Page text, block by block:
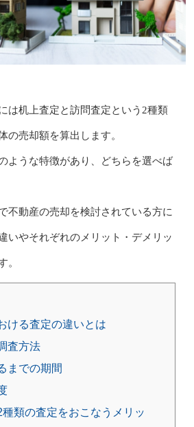
は机上査定と訪問査定という2種類
の売却額を算出します。
ような特徴があり、どちらを選べば
不動産の売却を検討されている方に
いやそれぞれのメリット・デメリッ
。
ける査定の違いとは
査方法
までの期間
種類の査定をおこなうメリッ